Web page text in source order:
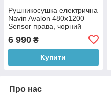
Рушникосушка електрична
Navin Avalon 480х1200
Sensor права, чорний
6 990 ₴
Купити
Про нас